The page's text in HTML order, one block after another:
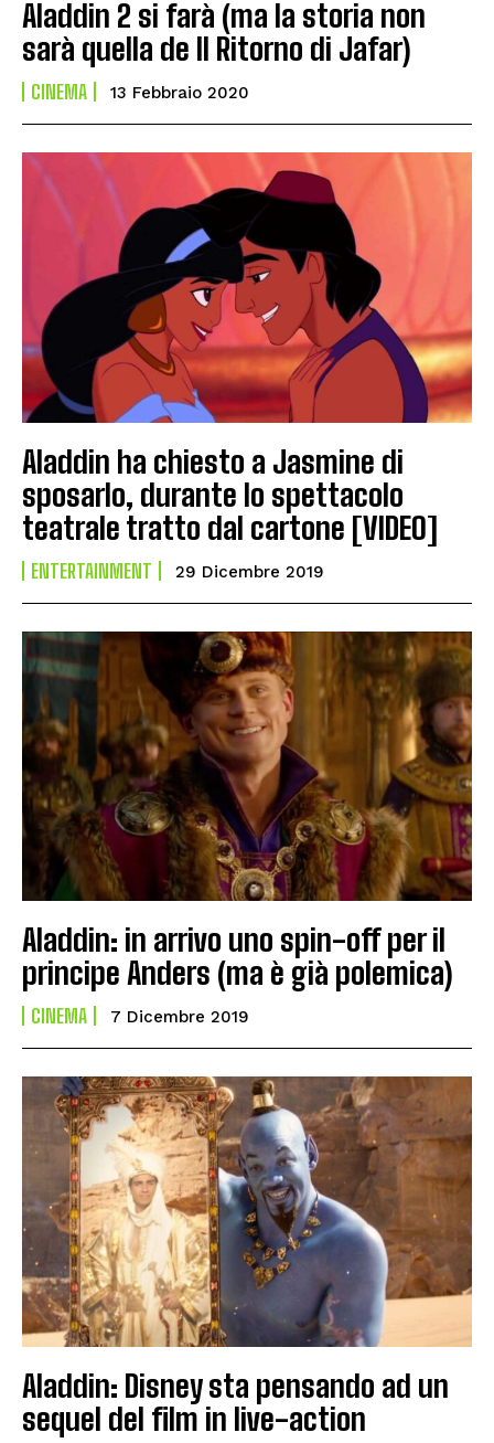
Aladdin 2 si farà (ma la storia non
sarà quella de Il Ritorno di Jafar)
CINEMA 13 Febbraio 2020
Aladdin ha chiesto a Jasmine di
sposarlo, durante lo spettacolo
teatrale tratto dal cartone [VIDEO]
ENTERTAINMENT 29 Dicembre 2019
Aladdin: in arrivo uno spin-off per il
principe Anders (ma è già polemica)
CINEMA 7 Dicembre 2019
Aladdin: Disney sta pensando ad un
sequel del film in live-action